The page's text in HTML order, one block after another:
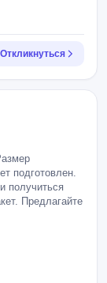
Откликнуться
подготовлен.
получиться
Предлагайте